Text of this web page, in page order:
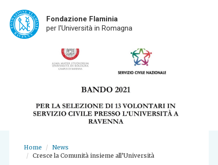
Fondazione Flaminia
per l'Università in Romagna
Home
News
Cresce la Comunità insieme all’Università